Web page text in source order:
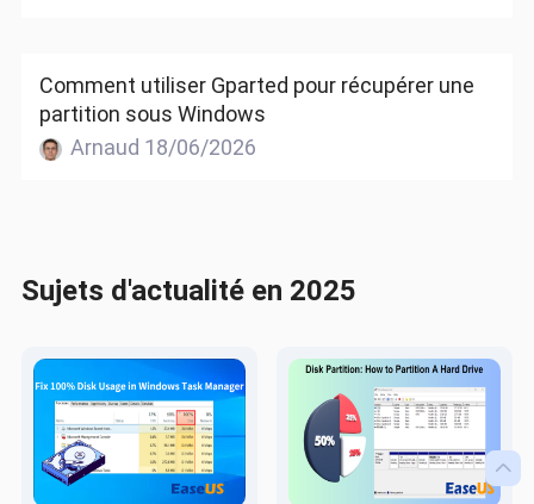

Comment utiliser Gparted pour récupérer une
partition sous Windows
Arnaud 18/06/2026
Sujets d'actualité en 2025